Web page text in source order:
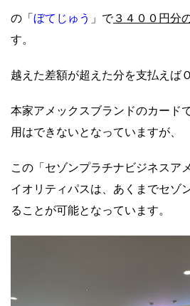
の「ぼてじゅう 」で３４００円分
す。
越えた差額が超えた分を支払えば
本家アメックスブランドのカード
用はできないとなっていますが、
この「セゾンプラチナビジネスア
イオリティパスは、あくまでセゾ
ることが可能となっています。